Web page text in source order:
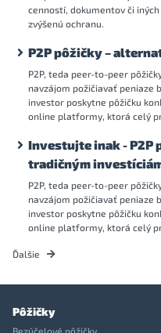
cenností, dokumentov či
zvýšenú ochranu.
P2P pôžičky –
P2P, teda peer-to-peer
navzájom požičiavať peniaze
investor poskytne pôžičku
online platformy, ktorá celý
Investujte inak - P2P
tradičným
P2P, teda peer-to-peer
navzájom požičiavať peniaze
investor poskytne pôžičku
online platformy, ktorá celý
Ďalšie
Pôžičky
Bezúčelové pôžičky